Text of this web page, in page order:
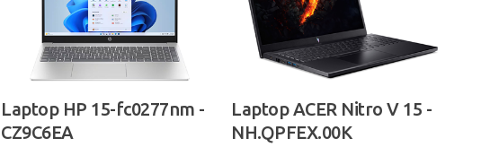
Laptop HP 15-fc0277nm -
CZ9C6EA
Laptop ACER Nitro V 15 -
NH.QPFEX.00K